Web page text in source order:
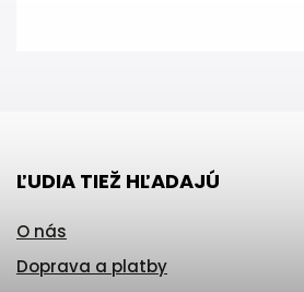
ĽUDIA TIEŽ HĽADAJÚ
O nás
Doprava a platby